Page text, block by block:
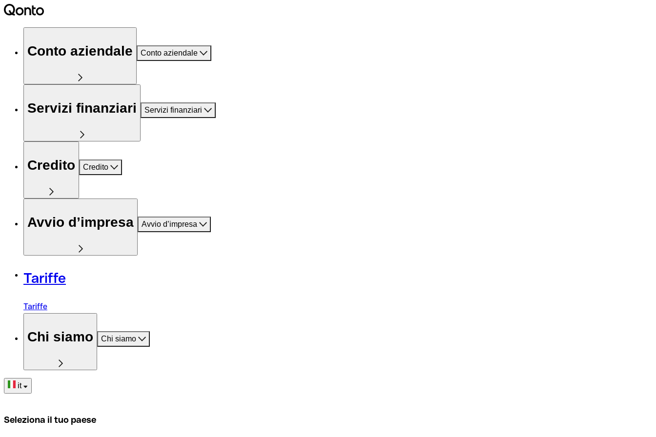
Conto aziendale Conto aziendale
Servizi finanziari Servizi finanziari
Credito Credito
Avvio d’impresa Avvio d’impresa
Tariffe
Tariffe
Chi siamo Chi siamo
it
Seleziona il tuo paese